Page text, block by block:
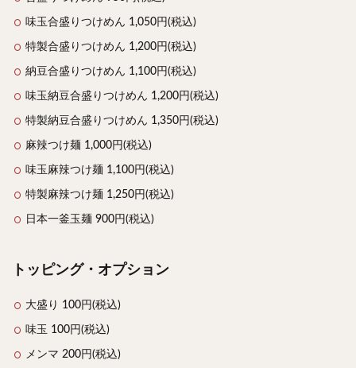
味玉合盛りつけめん 1,050円(税込)
特製合盛りつけめん 1,200円(税込)
納豆合盛りつけめん 1,100円(税込)
味玉納豆合盛りつけめん 1,200円(税込)
特製納豆合盛りつけめん 1,350円(税込)
麻辣つけ麺 1,000円(税込)
味玉麻辣つけ麺 1,100円(税込)
特製麻辣つけ麺 1,250円(税込)
日本一釜玉麺 900円(税込)
トッピング・オプション
大盛り 100円(税込)
味玉 100円(税込)
メンマ 200円(税込)